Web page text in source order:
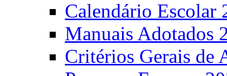
Calendário Escolar
Manuais Adotados
Critérios Gerais de